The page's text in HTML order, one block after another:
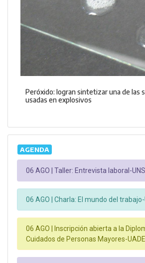
Peróxido: logran sintetizar una de las
usadas en explosivos
AGENDA
06 AGO | Taller: Entrevista laboral-
06 AGO | Charla: El mundo del trabajo-
06 AGO | Inscripción abierta a la
Cuidados de Personas Mayores-